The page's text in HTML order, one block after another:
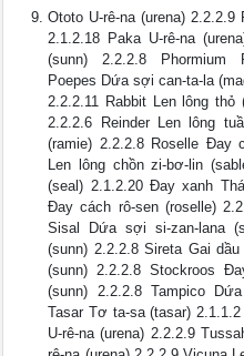
Ototo U-rê-na (urena)
2.1.2.18 Paka U-rê-na
(sunn) 2.2.2.8 Phormium
Poepes Dứa sợi can-ta-la
2.2.2.11 Rabbit Len lông thỏ
2.2.2.6 Reinder Len lông
(ramie) 2.2.2.8 Roselle Đay
Len lông chồn zi-bơ-lin
(seal) 2.1.2.20 Đay xanh
Đay cách rô-sen (roselle)
Sisal Dứa sợi si-zan-lana
(sunn) 2.2.2.8 Sireta Gai
(sunn) 2.2.2.8 Stockroos
(sunn) 2.2.2.8 Tampico
Tasar Tơ ta-sa (tasar)
U-rê-na (urena) 2.2.2.9